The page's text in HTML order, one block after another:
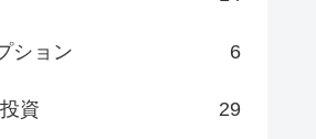
ション 6
資 29